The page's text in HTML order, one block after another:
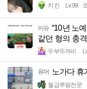
치킨 Lv.99
이슈 “10년 노
같던 형의 충
두부두꺼비
유머 노가다 휴
월급루팡전문